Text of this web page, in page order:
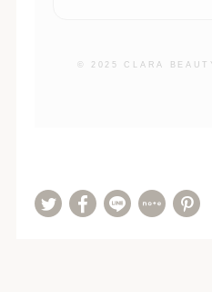
© 2025 CLARA